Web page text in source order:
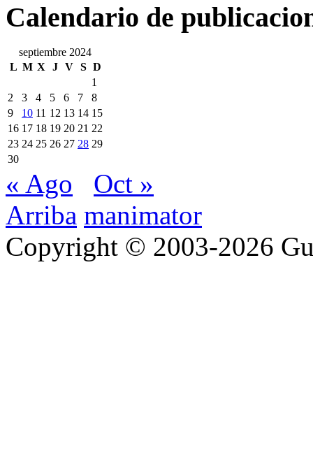
Calendario de
septiembre 2024
L M X J V S D
1
2
3 4 5 6 7
8
9
10 11 12 13 14 15
16 17 18 19 20 21 22
23 24 25 26 27 28 29
30
« Ago
Oct »
Arriba manimator
Copyright © 2003-2026